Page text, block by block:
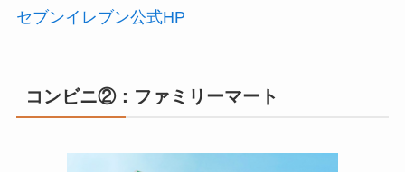
セブンイレブン公式HP
コンビニ②：ファミリーマート